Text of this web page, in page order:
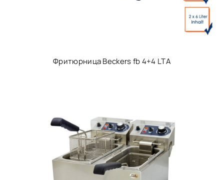
Фритюрница Beckers fb 4+4 LTA